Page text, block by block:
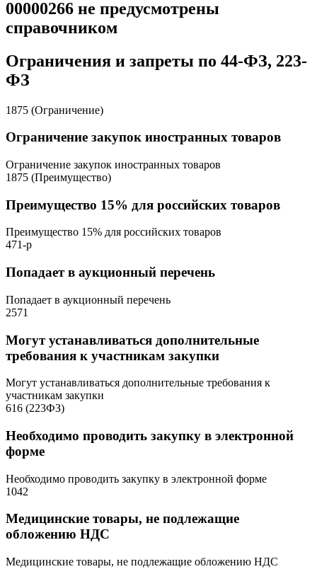
00000266 не предусмотрены
справочником
Ограничения и запреты по 44-ФЗ, 223-
ФЗ
1875 (Ограничение)
Ограничение закупок иностранных товаров
Ограничение закупок иностранных товаров
1875 (Преимущество)
Преимущество 15% для российских товаров
Преимущество 15% для российских товаров
471-р
Попадает в аукционный перечень
Попадает в аукционный перечень
2571
Могут устанавливаться дополнительные
требования к участникам закупки
Могут устанавливаться дополнительные требования к
участникам закупки
616 (223ФЗ)
Необходимо проводить закупку в электронной
форме
Необходимо проводить закупку в электронной форме
1042
Медицинские товары, не подлежащие
обложению НДС
Медицинские товары, не подлежащие обложению НДС